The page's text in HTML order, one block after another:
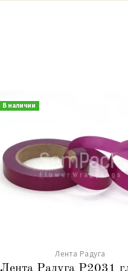
В наличии
Лента Радуга
Лента Радуга Р2031